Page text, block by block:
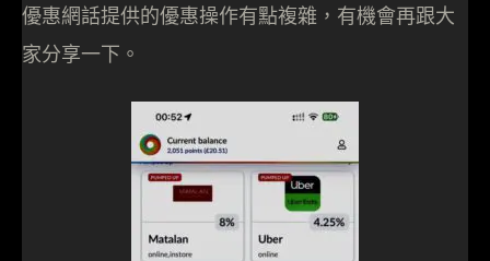
優惠網話提供的優惠操作有點複雜，有機會再跟大
家分享一下。